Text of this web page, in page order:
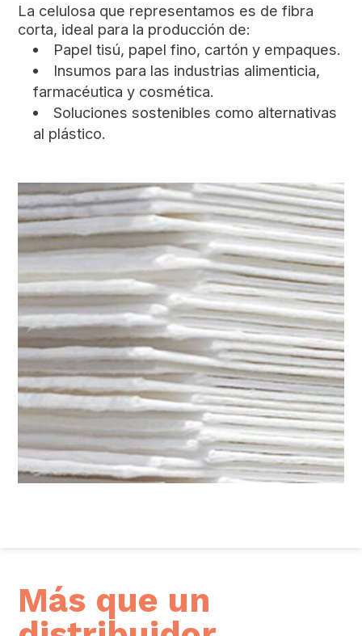
La celulosa que representamos es de fibra
corta, ideal para la producción de:
Papel tisú, papel fino, cartón y empaques.
Insumos para las industrias alimenticia,
farmacéutica y cosmética.
Soluciones sostenibles como alternativas
al plástico.
Más que un